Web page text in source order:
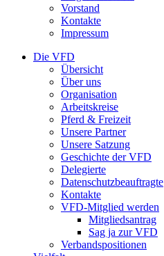
Vorstand
Kontakte
Impressum
Die VFD
Übersicht
Über uns
Organisation
Arbeitskreise
Pferd & Freizeit
Unsere Partner
Unsere Satzung
Geschichte der VFD
Delegierte
Datenschutzbeauftragte
Kontakte
VFD-Mitglied werden
Mitgliedsantrag
Sag ja zur VFD
Verbandspositionen